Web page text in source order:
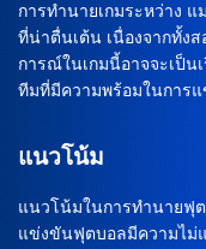
การทำนายเกมระหว่าง
ที่น่าตื่นเต้น เนื่องจากทั้ง
การณ์ในเกมนี้อาจจะเป็น
ทีมที่มีความพร้อมในการ
แนวโน้ม
แนวโน้มในการทำนายฟุต
แข่งขันฟุตบอลมีความไม่